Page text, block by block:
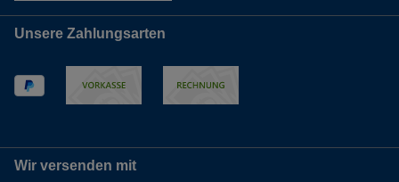
Unsere Zahlungsarten
Wir versenden mit